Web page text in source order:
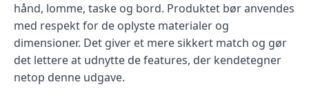
hånd, lomme, taske og bord. Produktet bør anvendes
med respekt for de oplyste materialer og
dimensioner. Det giver et mere sikkert match og gør
det lettere at udnytte de features, der kendetegner
netop denne udgave.